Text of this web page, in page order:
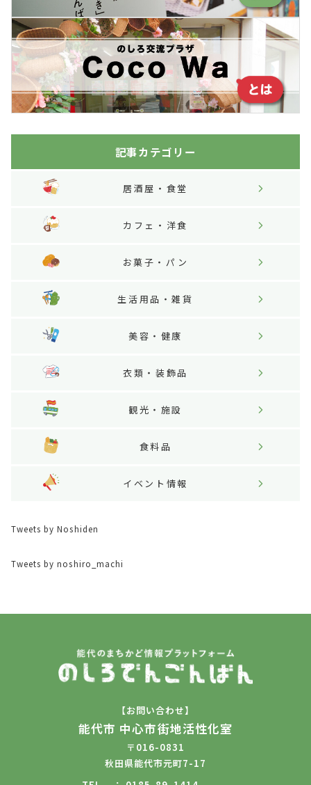
記事カテゴリー
居酒屋・食堂
カフェ・洋食
お菓子・パン
生活用品・雑貨
美容・健康
衣類・装飾品
観光・施設
食料品
イベント情報
Tweets by Noshiden
Tweets by noshiro_machi
【お問い合わせ】
能代市 中心市街地活性化室
〒016-0831
秋田県能代市元町7-17